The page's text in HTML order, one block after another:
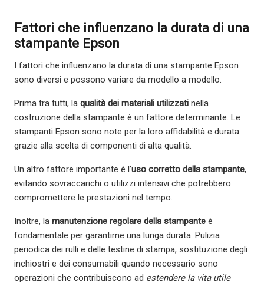
Fattori che influenzano la durata di una
stampante Epson
I fattori che influenzano la durata di una stampante Epson
sono diversi e possono variare da modello a modello.
Prima tra tutti, la qualità dei materiali utilizzati nella
costruzione della stampante è un fattore determinante. Le
stampanti Epson sono note per la loro affidabilità e durata
grazie alla scelta di componenti di alta qualità.
Un altro fattore importante è l’uso corretto della stampante,
evitando sovraccarichi o utilizzi intensivi che potrebbero
compromettere le prestazioni nel tempo.
Inoltre, la manutenzione regolare della stampante è
fondamentale per garantirne una lunga durata. Pulizia
periodica dei rulli e delle testine di stampa, sostituzione degli
inchiostri e dei consumabili quando necessario sono
operazioni che contribuiscono ad estendere la vita utile